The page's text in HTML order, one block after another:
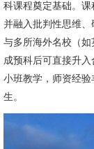
科课程奠定基础。课
并融入批判性思维
与多所海外名校（
成预科后可直接升
小班教学，师资经
生。